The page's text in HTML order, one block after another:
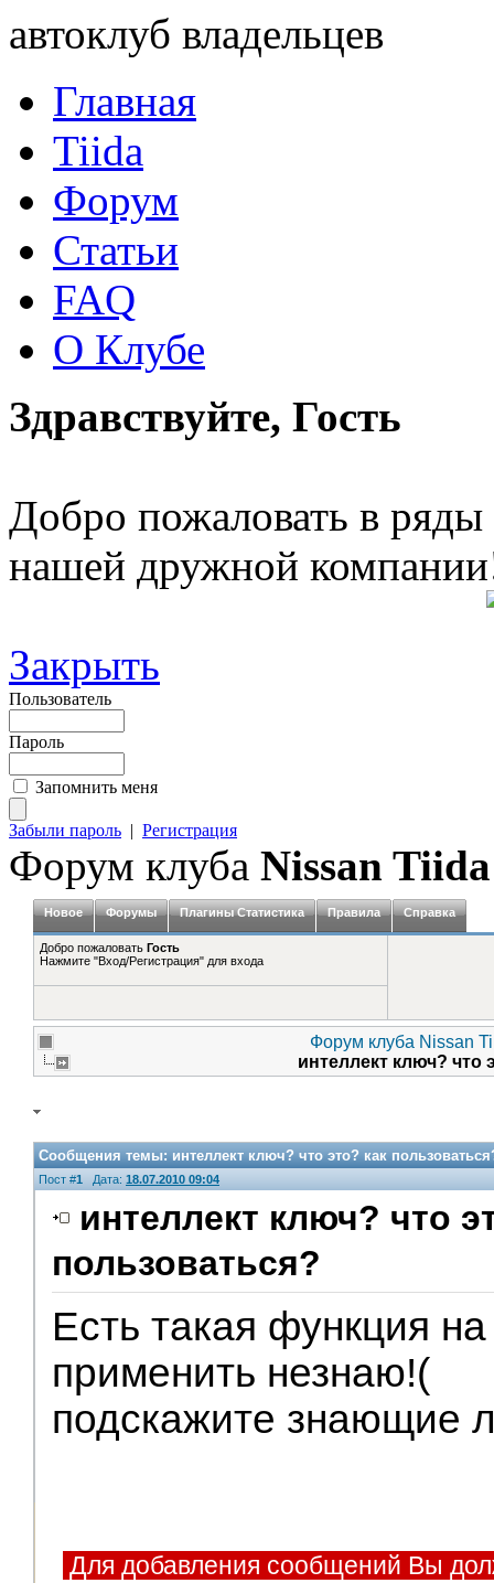
автоклуб владельцев
Главная
Tiida
Форум
Статьи
FAQ
О Клубе
Здравствуйте, Гость
Добро пожаловать в ряды
нашей дружной
Закрыть
Пользователь
Пароль
Запомнить меня
Забыли пароль | Регистрация
Форум клуба Nissan Tiida
Новое Форумы Плагины Статистика Правила Справка
Добро пожаловать Гость
Нажмите "Вход/Регистрация" для входа
Форум клуба Nissan
интеллект ключ? что
Сообщения темы:интеллект ключ? что это? как
Пост #1 Дата: 18.07.2010 09:04
интеллект ключ? что
пользоваться?
Есть такая функция
применить незнаю!(
подскажите знающие
Для добавления сообщений Вы